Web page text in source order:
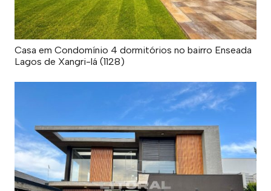
Casa em Condomínio 4 dormitórios no bairro Enseada
Lagos de Xangri-lá (1128)